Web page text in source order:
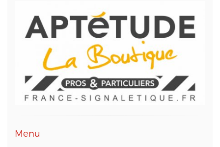
Conformément à la loi « informatique et libertés »,
vous pouvez exercer votre droit d'accès aux
données vous concernant et les faire rectifier en
contactant M. Christophe PATRY, responsable
technique web et des données informatiques, au
05 56 67 68 01 ou par mail sur info@aptetude.net.
Menu